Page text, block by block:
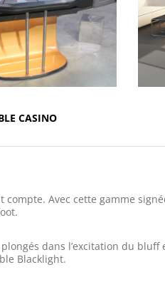
CASINO
Avec cette gamme
plongés dans l’excitation du
Blacklight.